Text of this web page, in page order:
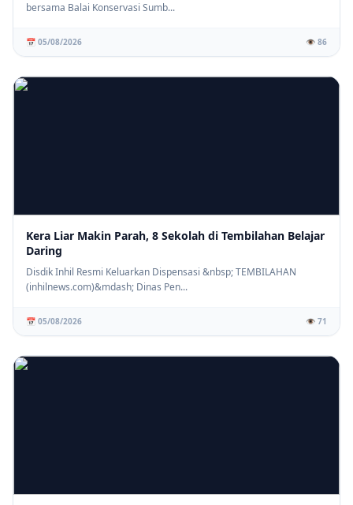
bersama Balai Konservasi Sumb...
📅 05/08/2026 👁️ 86
Kera Liar Makin Parah, 8 Sekolah di Tembilahan Belajar
Daring
Disdik Inhil Resmi Keluarkan Dispensasi &nbsp; TEMBILAHAN
(inhilnews.com)&mdash; Dinas Pen...
📅 05/08/2026 👁️ 71